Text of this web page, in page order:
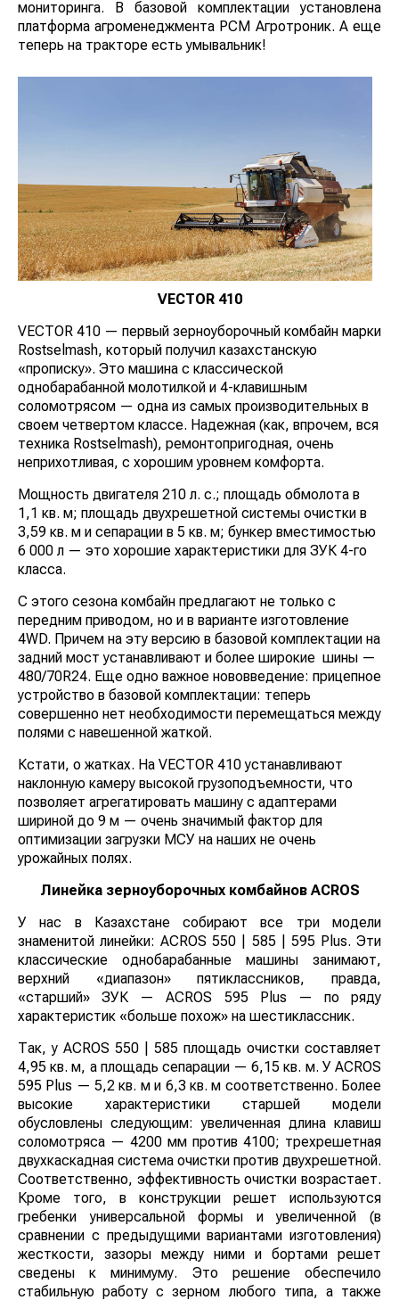
функции приборной панели, инструмента для
настройки систем машины и мониторинга. В базовой
комплектации установлена платформа
тракторе есть умывальник!
VECTOR 410
VECTOR 410 — первый зерноуборочный комбайн
марки Rostselmash, который получил казахстанскую
«прописку». Это машина с классической
однобарабанной молотилкой и 4-клавишным
соломотрясом — одна из самых производительных в
своем четвертом классе. Надежная (как, впрочем, вся
неприхотливая, с хорошим уровнем комфорта.
Мощность двигателя 210 л. с.; площадь обмолота в 1,1
кв. м; площадь двухрешетной системы очистки в 3,59
кв. м и сепарации в 5 кв. м; бункер вместимостью 6
класса.
С этого сезона комбайн предлагают не только с
передним приводом, но и в варианте изготовление
4WD. Причем на эту версию в базовой комплектации
на задний мост устанавливают и более широкие
шины — 480/70R24. Еще одно важное нововведение:
прицепное устройство в базовой комплектации:
между полями с навешенной жаткой.
Кстати, о жатках. На VECTOR 410 устанавливают
наклонную камеру высокой грузоподъемности, что
позволяет агрегатировать машину с адаптерами
шириной до 9 м — очень значимый фактор для
урожайных полях.
Линейка зерноуборочных комбайнов ACROS
У нас в Казахстане собирают все три модели
знаменитой линейки: ACROS 550 | 585 | 595 Plus. Эти
классические однобарабанные машины занимают,
верхний «диапазон» пятиклассников, правда,
характеристик «больше похож» на шестиклассник.
Так, у ACROS 550 | 585 площадь очистки составляет
4,95 кв. м, а площадь сепарации — 6,15 кв. м. У
ACROS 595 Plus — 5,2 кв. м и 6,3 кв. м
соответственно. Более высокие характеристики
старшей модели обусловлены следующим:
увеличенная длина клавиш соломотряса — 4200 мм
против 4100; трехрешетная двухкаскадная система
очистки против двухрешетной. Соответственно,
эффективность очистки возрастает. Кроме того, в
конструкции решет используются гребенки
универсальной формы и увеличенной (в сравнении с
предыдущими вариантами изготовления) жесткости,